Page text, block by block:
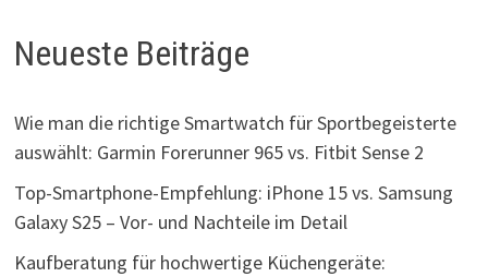
Neueste Beiträge
Wie man die richtige Smartwatch für Sportbegeisterte
auswählt: Garmin Forerunner 965 vs. Fitbit Sense 2
Top-Smartphone-Empfehlung: iPhone 15 vs. Samsung
Galaxy S25 – Vor- und Nachteile im Detail
Kaufberatung für hochwertige Küchengeräte: